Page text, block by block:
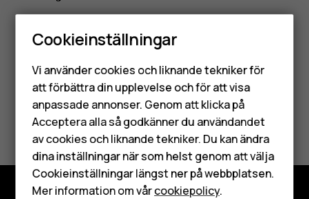
Smartphones
Mobiltelefoner
Tillbehör
HMD Terra M
Surfplattor
Var detta till hjälp?
Ja Nej
Cookieinställningar
Vi använder cookies och liknande tekniker för
att förbättra din upplevelse och för att visa
anpassade annonser. Genom att klicka på
Acceptera alla så godkänner du användandet
av cookies och liknande tekniker. Du kan ändra
dina inställningar när som helst genom att välja
Cookieinställningar längst ner på webbplatsen.
Mer information om vårcookiepolicy.